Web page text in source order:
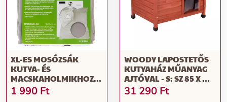
XL-ES MOSÓZSÁK
KUTYA- ÉS
MACSKAHOLMIKHOZ-
H 75 X SZ 80 CM
1 990 Ft
WOODY LAPOSTETŐS
KUTYAHÁZ MŰANYAG
AJTÓVAL - S: SZ 85 X MÉ
57 X MA 58CM
31 290 Ft